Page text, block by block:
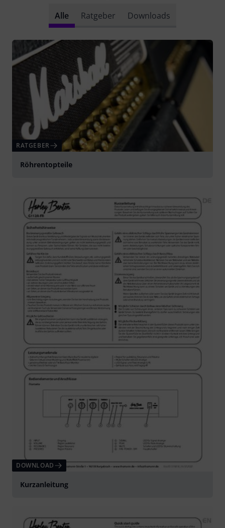
Alle Ratgeber Downloads
RATGEBER
Röhrentopteile
DOWNLOAD
Kurzanleitung